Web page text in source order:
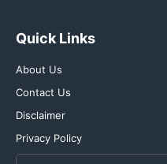
Quick Links
About Us
Contact Us
Disclaimer
Privacy Policy